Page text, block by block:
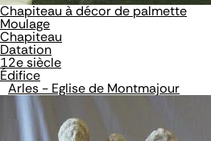
Chapiteau à décor de palmette
Moulage
Chapiteau
Datation
12e siècle
Édifice
Arles - Eglise de Montmajour